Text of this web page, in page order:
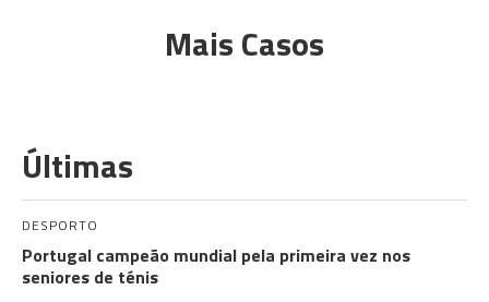
Mais Casos
Últimas
DESPORTO
Portugal campeão mundial pela primeira vez nos
seniores de ténis